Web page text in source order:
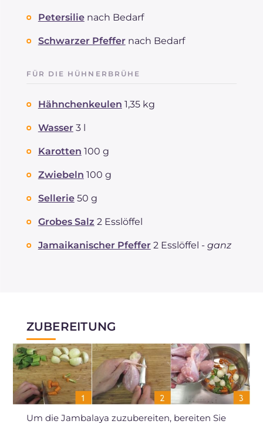
Petersilie nach Bedarf
Schwarzer Pfeffer nach Bedarf
FÜR DIE HÜHNERBRÜHE
Hähnchenkeulen 1,35 kg
Wasser 3 l
Karotten 100 g
Zwiebeln 100 g
Sellerie 50 g
Grobes Salz 2 Esslöffel
Jamaikanischer Pfeffer 2 Esslöffel - ganz
ZUBEREITUNG
Um die Jambalaya zuzubereiten, bereiten Sie